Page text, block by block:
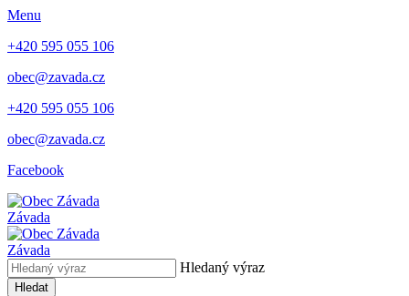
Menu
+420 595 055 106
obec@zavada.cz
+420 595 055 106
obec@zavada.cz
Facebook
Závada
Závada
Hledaný výraz
Hledat